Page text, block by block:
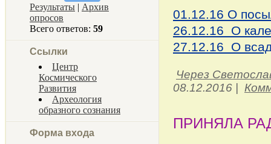
Результаты | Архив
опросов
Всего ответов: 59
Ссылки
Центр
Космического
Развития
Археология
образного сознания
Форма входа
01.12.16 О
26.12.16 О
27.12.16 О
Через
08.12.2016
ПРИНЯЛА